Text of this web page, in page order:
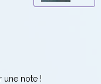
une note !